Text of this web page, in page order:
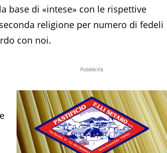
base di «intese» con le rispettive
religione per numero di fedeli
con noi.
Pubblicità